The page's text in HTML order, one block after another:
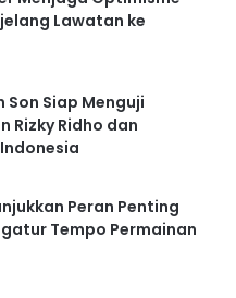
Lawatan ke
Son Siap Menguji
Rizky Ridho dan
Peran Penting
Tempo Permainan